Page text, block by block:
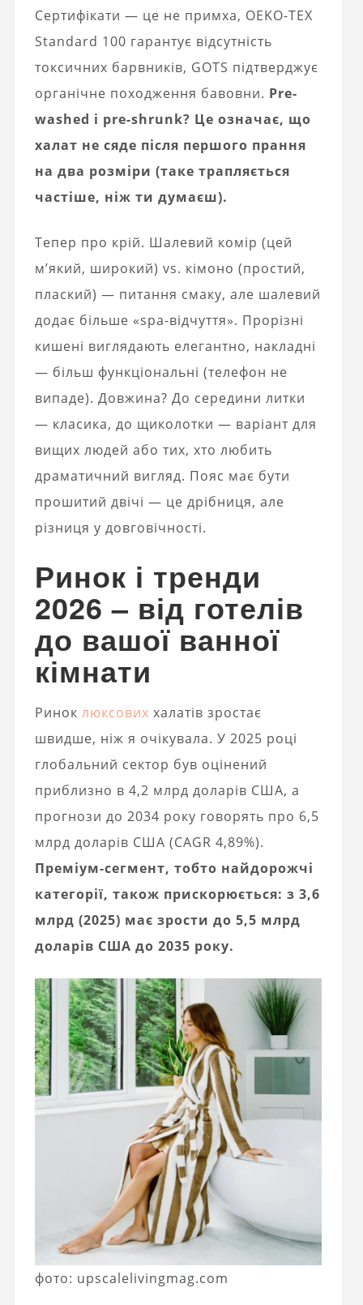
Сертифікати — це не примха, OEKO-TEX
Standard 100 гарантує відсутність
токсичних барвників, GOTS підтверджує
органічне походження бавовни. Pre-
washed і pre-shrunk? Це означає, що
халат не сяде після першого прання
на два розміри (таке трапляється
частіше, ніж ти думаєш).
Тепер про крій. Шалевий комір (цей
м’який, широкий) vs. кімоно (простий,
плаский) — питання смаку, але шалевий
додає більше «spa-відчуття». Прорізні
кишені виглядають елегантно, накладні
— більш функціональні (телефон не
випаде). Довжина? До середини литки
— класика, до щиколотки — варіант для
вищих людей або тих, хто любить
драматичний вигляд. Пояс має бути
прошитий двічі — це дрібниця, але
різниця у довговічності.
Ринок і тренди
2026 – від готелів
до вашої ванної
кімнати
Ринок люксових халатів зростає
швидше, ніж я очікувала. У 2025 році
глобальний сектор був оцінений
приблизно в 4,2 млрд доларів США, а
прогнози до 2034 року говорять про 6,5
млрд доларів США (CAGR 4,89%).
Преміум-сегмент, тобто найдорожчі
категорії, також прискорюється: з 3,6
млрд (2025) має зрости до 5,5 млрд
доларів США до 2035 року.
фото: upscalelivingmag.com